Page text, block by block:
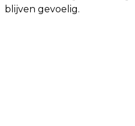
blijven gevoelig.